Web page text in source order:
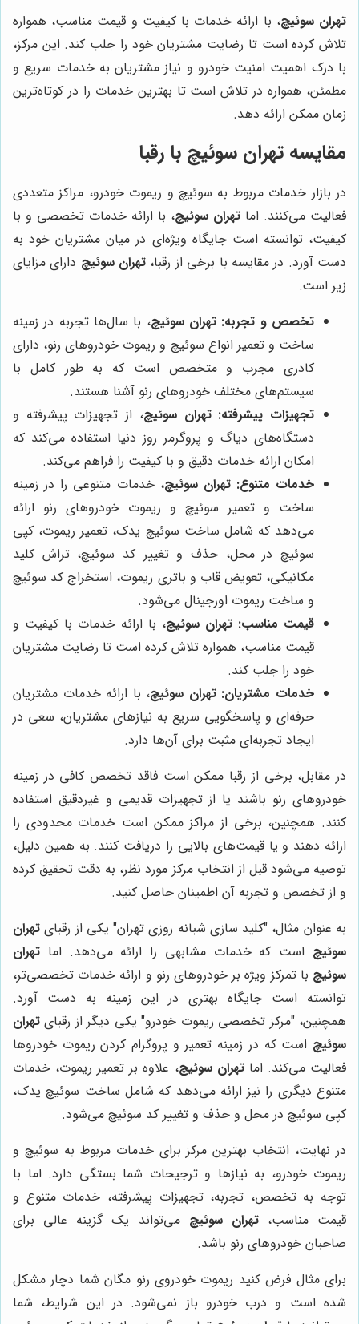
تهران سوئیچ، با ارائه خدمات با کیفیت و قیمت مناسب، همواره
تلاش کرده است تا رضایت مشتریان خود را جلب کند. این مرکز،
با درک اهمیت امنیت خودرو و نیاز مشتریان به خدمات سریع و
مطمئن، همواره در تلاش است تا بهترین خدمات را در کوتاه‌ترین
زمان ممکن ارائه دهد.
مقایسه تهران سوئیچ با رقبا
در بازار خدمات مربوط به سوئیچ و ریموت خودرو، مراکز متعددی
فعالیت می‌کنند. اما تهران سوئیچ، با ارائه خدمات تخصصی و با
کیفیت، توانسته است جایگاه ویژه‌ای در میان مشتریان خود به
دست آورد. در مقایسه با برخی از رقبا، تهران سوئیچ دارای مزایای
زیر است:
تخصص و تجربه: تهران سوئیچ، با سال‌ها تجربه در زمینه
ساخت و تعمیر انواع سوئیچ و ریموت خودروهای رنو، دارای
کادری مجرب و متخصص است که به طور کامل با
سیستم‌های مختلف خودروهای رنو آشنا هستند.
تجهیزات پیشرفته: تهران سوئیچ، از تجهیزات پیشرفته و
دستگاه‌های دیاگ و پروگرمر روز دنیا استفاده می‌کند که
امکان ارائه خدمات دقیق و با کیفیت را فراهم می‌کند.
خدمات متنوع: تهران سوئیچ، خدمات متنوعی را در زمینه
ساخت و تعمیر سوئیچ و ریموت خودروهای رنو ارائه
می‌دهد که شامل ساخت سوئیچ یدک، تعمیر ریموت، کپی
سوئیچ در محل، حذف و تغییر کد سوئیچ، تراش کلید
مکانیکی، تعویض قاب و باتری ریموت، استخراج کد سوئیچ
و ساخت ریموت اورجینال می‌شود.
قیمت مناسب: تهران سوئیچ، با ارائه خدمات با کیفیت و
قیمت مناسب، همواره تلاش کرده است تا رضایت مشتریان
خود را جلب کند.
خدمات مشتریان: تهران سوئیچ، با ارائه خدمات مشتریان
حرفه‌ای و پاسخگویی سریع به نیازهای مشتریان، سعی در
ایجاد تجربه‌ای مثبت برای آن‌ها دارد.
در مقابل، برخی از رقبا ممکن است فاقد تخصص کافی در زمینه
خودروهای رنو باشند یا از تجهیزات قدیمی و غیردقیق استفاده
کنند. همچنین، برخی از مراکز ممکن است خدمات محدودی را
ارائه دهند و یا قیمت‌های بالایی را دریافت کنند. به همین دلیل،
توصیه می‌شود قبل از انتخاب مرکز مورد نظر، به دقت تحقیق کرده
و از تخصص و تجربه آن اطمینان حاصل کنید.
به عنوان مثال، "کلید سازی شبانه روزی تهران" یکی از رقبای تهران
سوئیچ است که خدمات مشابهی را ارائه می‌دهد. اما تهران
سوئیچ با تمرکز ویژه بر خودروهای رنو و ارائه خدمات تخصصی‌تر،
توانسته است جایگاه بهتری در این زمینه به دست آورد.
همچنین، "مرکز تخصصی ریموت خودرو" یکی دیگر از رقبای تهران
سوئیچ است که در زمینه تعمیر و پروگرام کردن ریموت خودروها
فعالیت می‌کند. اماتهران سوئیچ، علاوه بر تعمیر ریموت، خدمات
متنوع دیگری را نیز ارائه می‌دهد که شامل ساخت سوئیچ یدک،
کپی سوئیچ در محل و حذف و تغییر کد سوئیچ می‌شود.
در نهایت، انتخاب بهترین مرکز برای خدمات مربوط به سوئیچ و
ریموت خودرو، به نیازها و ترجیحات شما بستگی دارد. اما با
توجه به تخصص، تجربه، تجهیزات پیشرفته، خدمات متنوع و
قیمت مناسب،تهران سوئیچ می‌تواند یک گزینه عالی برای
صاحبان خودروهای رنو باشد.
برای مثال فرض کنید ریموت خودروی رنو مگان شما دچار مشکل
شده است و درب خودرو باز نمی‌شود. در این شرایط، شما